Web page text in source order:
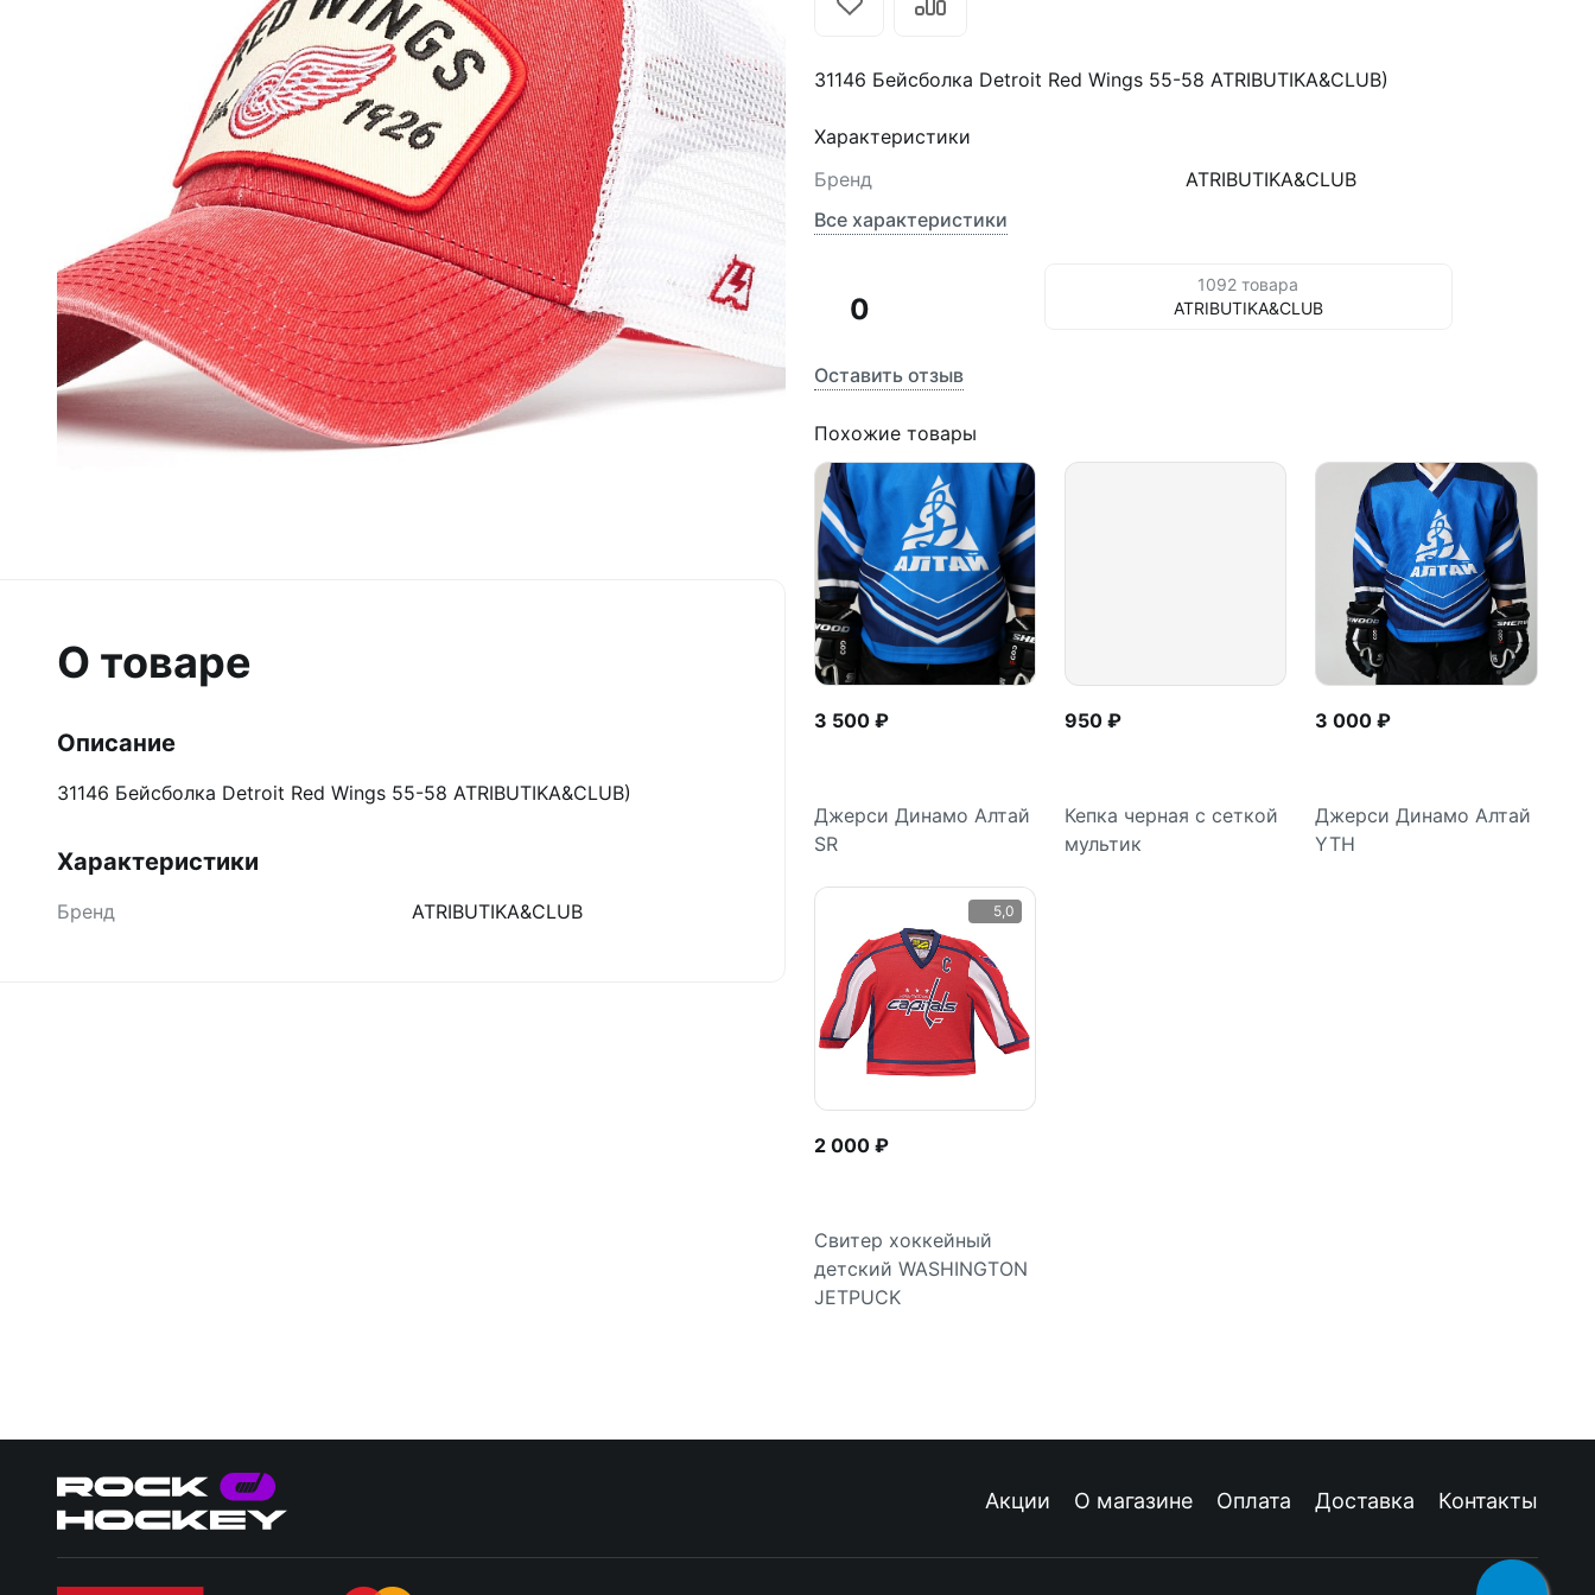
31146 Бейсболка Detroit Red Wings 55-58 ATRIBUTIKA&CLUB)
Характеристики
Бренд
ATRIBUTIKA&CLUB
Все характеристики
0
Оставить отзыв
1092 товара
ATRIBUTIKA&CLUB
Похожие товары
3 500 ₽
Джерси Динамо Алтай
SR
950 ₽
Кепка черная с сеткой
мультик
3 000 ₽
Джерси Динамо Алтай
YTH
5,0
Подробнее
2 000 ₽
Свитер хоккейный
детский WASHINGTON
JETPUCK
О товаре
Описание
31146 Бейсболка Detroit Red Wings 55-58 ATRIBUTIKA&CLUB)
Характеристики
Бренд ATRIBUTIKA&CLUB
Акции О магазине Оплата Доставка Контакты